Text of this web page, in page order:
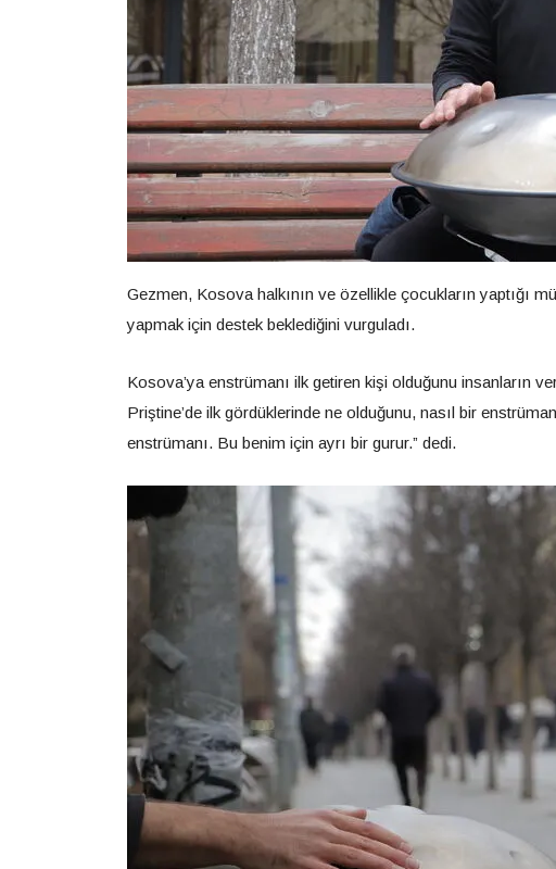
Gezmen, Kosova halkının ve özellikle çocukların yaptığı
yapmak için destek beklediğini vurguladı.
Kosova’ya enstrümanı ilk getiren kişi olduğunu insanların
Priştine’de ilk gördüklerinde ne olduğunu, nasıl bir
enstrümanı. Bu benim için ayrı bir gurur.” dedi.